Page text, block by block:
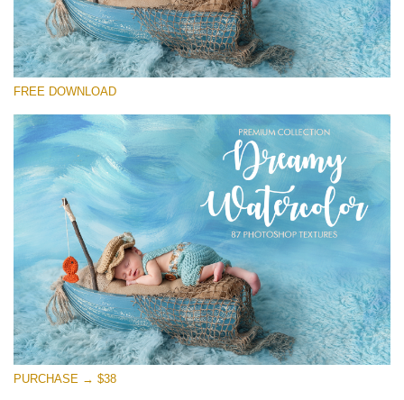
โปรดเลือก
Small 800*533px
Dreamy Watercolor
(85 Textures)
Large 6000*4000px
Entire Collection
(1783 Overlays)
Large 6000*4000px
ดาวน์โหลดฟรี
FREE DOWNLOAD
PURCHASE → $38